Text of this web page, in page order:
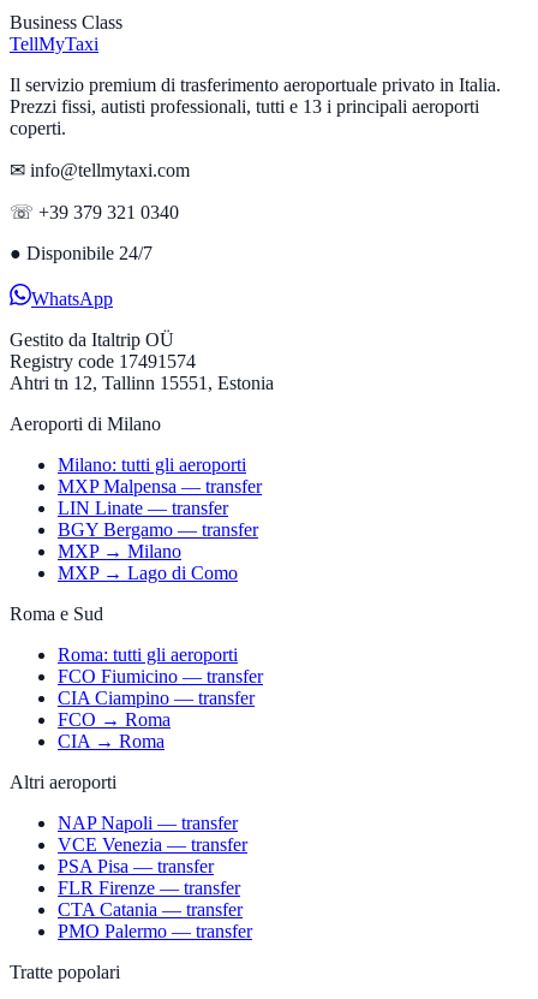
Business Class
TellMyTaxi
Il servizio premium di trasferimento aeroportuale privato in Italia.
Prezzi fissi, autisti professionali, tutti e 13 i principali aeroporti
coperti.
✉ info@tellmytaxi.com
☏ +39 379 321 0340
● Disponibile 24/7
WhatsApp
Gestito da Italtrip OÜ
Registry code 17491574
Ahtri tn 12, Tallinn 15551, Estonia
Aeroporti di Milano
Milano: tutti gli aeroporti
MXP Malpensa — transfer
LIN Linate — transfer
BGY Bergamo — transfer
MXP → Milano
MXP → Lago di Como
Roma e Sud
Roma: tutti gli aeroporti
FCO Fiumicino — transfer
CIA Ciampino — transfer
FCO → Roma
CIA → Roma
Altri aeroporti
NAP Napoli — transfer
VCE Venezia — transfer
PSA Pisa — transfer
FLR Firenze — transfer
CTA Catania — transfer
PMO Palermo — transfer
Tratte popolari